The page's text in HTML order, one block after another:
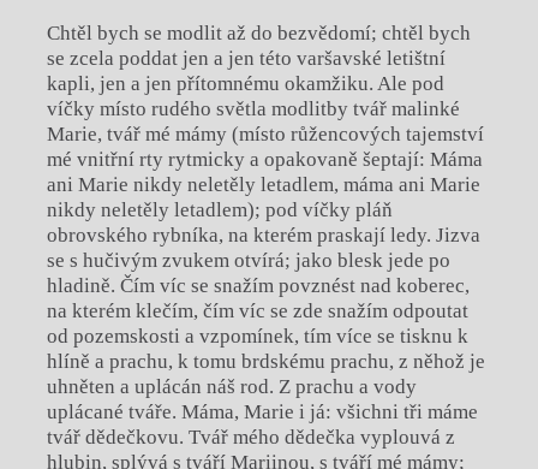
Chtěl bych se modlit až do bezvědomí; chtěl bych
se zcela poddat jen a jen této varšavské letištní
kapli, jen a jen přítomnému okamžiku. Ale pod
víčky místo rudého světla modlitby tvář malinké
Marie, tvář mé mámy (místo růžencových tajemství
mé vnitřní rty rytmicky a opakovaně šeptají: Máma
ani Marie nikdy neletěly letadlem, máma ani Marie
nikdy neletěly letadlem); pod víčky pláň
obrovského rybníka, na kterém praskají ledy. Jizva
se s hučivým zvukem otvírá; jako blesk jede po
hladině. Čím víc se snažím povznést nad koberec,
na kterém klečím, čím víc se zde snažím odpoutat
od pozemskosti a vzpomínek, tím více se tisknu k
hlíně a prachu, k tomu brdskému prachu, z něhož je
uhněten a uplácán náš rod. Z prachu a vody
uplácané tváře. Máma, Marie i já: všichni tři máme
tvář dědečkovu. Tvář mého dědečka vyplouvá z
hlubin, splývá s tváří Mariinou, s tváří mé mámy;